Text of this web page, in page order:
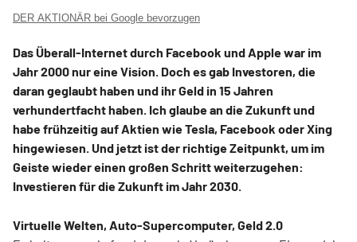
DER AKTIONÄR bei Google bevorzugen
Das Überall-Internet durch Facebook und Apple war im
Jahr 2000 nur eine Vision. Doch es gab Investoren, die
daran geglaubt haben und ihr Geld in 15 Jahren
verhundertfacht haben. Ich glaube an die Zukunft und
habe frühzeitig auf Aktien wie Tesla, Facebook oder Xing
hingewiesen. Und jetzt ist der richtige Zeitpunkt, um im
Geiste wieder einen großen Schritt weiterzugehen:
Investieren für die Zukunft im Jahr 2030.
Virtuelle Welten, Auto-Supercomputer, Geld 2.0